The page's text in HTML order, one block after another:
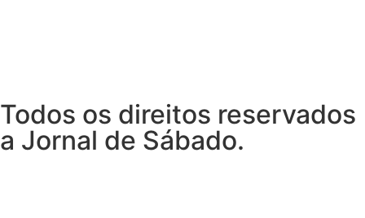
Todos os direitos reservados
a Jornal de Sábado.